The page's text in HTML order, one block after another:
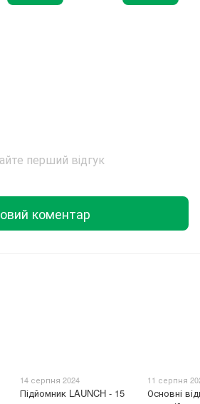
перший відгук
коментар
14 серпня 2024
Підйомник LAUNCH - 15
11 серпня
Основні